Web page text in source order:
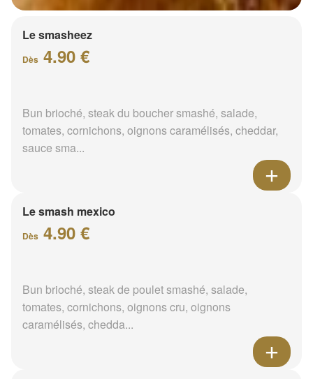
Le smasheez
Dès 4.90 €
Bun brioché, steak du boucher smashé, salade,
tomates, cornichons, oignons caramélisés, cheddar,
sauce sma...
Le smash mexico
Dès 4.90 €
Bun brioché, steak de poulet smashé, salade,
tomates, cornichons, oignons cru, oignons
caramélisés, chedda...